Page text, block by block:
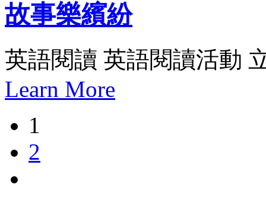
故事樂繽紛
英語閱讀 英語閱讀活動
Learn More
1
2